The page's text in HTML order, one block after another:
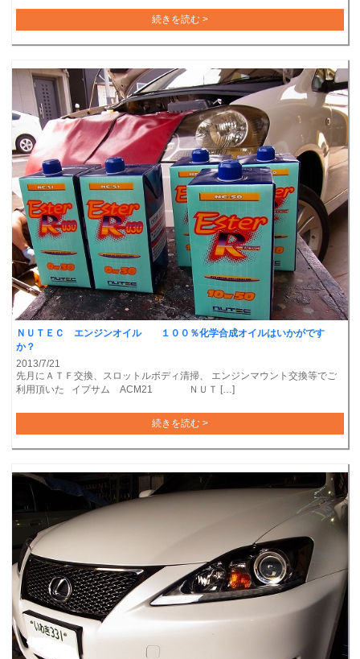
続きを読む >
ＮＵＴＥＣ エンジンオイル １００％化学合成オイルはいかがです
か？
2013/7/21
先月にＡＴＦ交換、スロットルボディ清掃、 エンジンマウント交換等でご
利用頂いた イプサム ACM21 ＮＵＴ […]
続きを読む >